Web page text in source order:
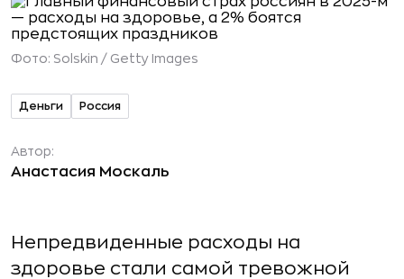
Фото: Solskin / Getty Images
Деньги Россия
Автор:
Анастасия Москаль
Непредвиденные расходы на
здоровье стали самой тревожной